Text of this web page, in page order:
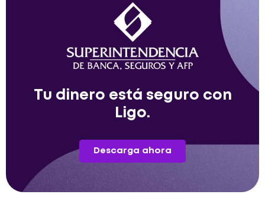
Tu dinero está seguro con
Ligo.
Descarga ahora